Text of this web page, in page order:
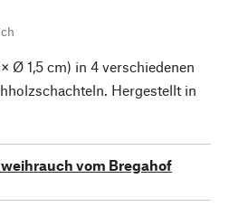
Ø 1,5 cm) in 4 verschiedenen
Hergestellt in
vom Bregahof